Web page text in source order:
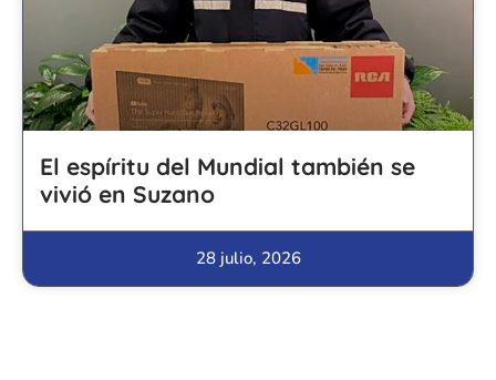
El espíritu del Mundial también se
vivió en Suzano
28 julio, 2026